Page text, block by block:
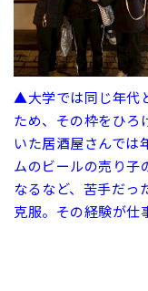
▲大学では同じ年代
ため、その枠をひろ
いた居酒屋さんでは
ムのビールの売り子
なるなど、苦手だっ
克服。その経験が仕